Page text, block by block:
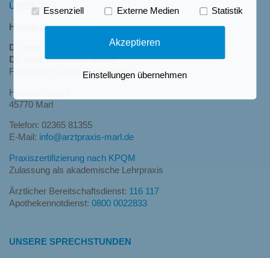
ÜBER UNS
Hausärztliche Praxis
Dr. med. Michaela Schulze-Schay
Dr. med. Christoph Schay
Fachärzte für Allgemeinmedizin
Haselnußweg 1
45770 Marl
Telefon: 02365 81355
E-Mail: info@arztpraxis-marl.de
Praxiszertifizierung nach KPQM
Zulassung als akademische Lehrpraxis
Ärztlicher Bereitschaftsdienst: 116 117
Apothekennotdienst: 0800 0022833
UNSERE SPRECHSTUNDEN
Essenziell Externe Medien Statistik
Akzeptieren
Einstellungen übernehmen